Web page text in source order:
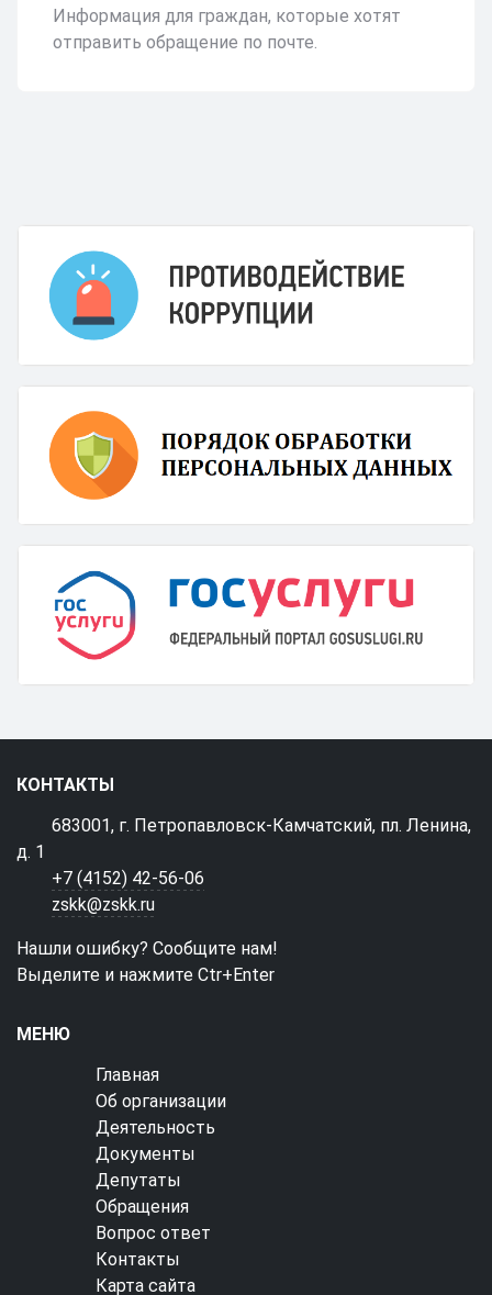
Информация для граждан, которые хотят
отправить обращение по почте.
КОНТАКТЫ
683001, г. Петропавловск-Камчатский, пл. Ленина,
д. 1
+7 (4152) 42-56-06
zskk@zskk.ru
Нашли ошибку? Сообщите нам!
Выделите и нажмите Ctr+Enter
МЕНЮ
Главная
Об организации
Деятельность
Документы
Депутаты
Обращения
Вопрос ответ
Контакты
Карта сайта